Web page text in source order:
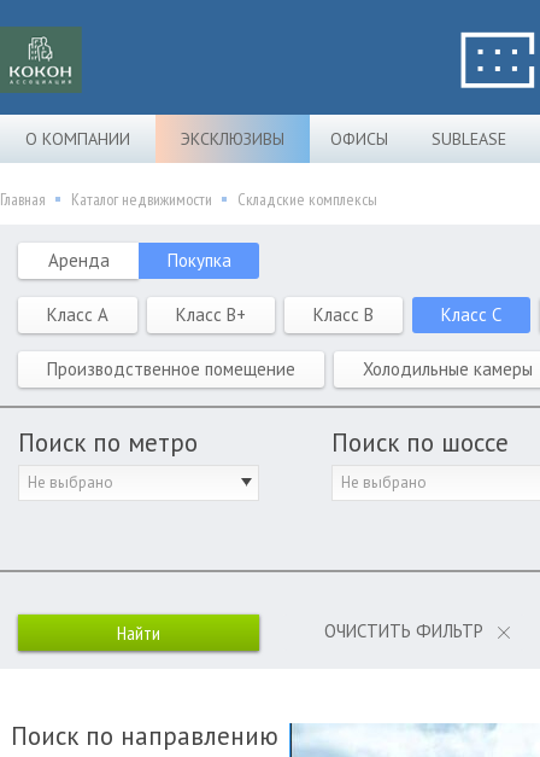
О КОМПАНИИ ЭКСКЛЮЗИВЫ ОФИСЫ SUBLEASE
Главная Каталог недвижимости Складские комплексы
Аренда Покупка
Класс A Класс B+ Класс B Класс C
Производственное помещение Холодильные камеры
Поиск по метро
Не выбрано
Поиск по шоссе
Не выбрано
ОЧИСТИТЬ ФИЛЬТР
Поиск по направлению